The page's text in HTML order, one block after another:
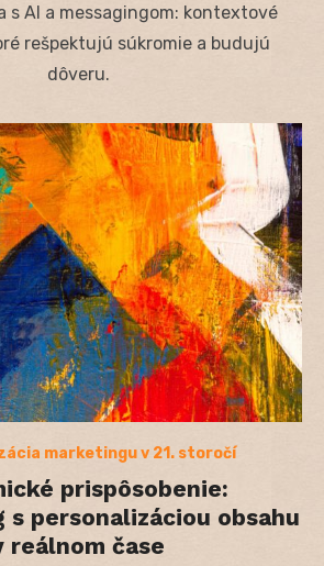
s AI a messagingom: kontextové
rešpektujú súkromie a budujú
dôveru.
marketingu v 21. storočí
prispôsobenie:
s personalizáciou obsahu
reálnom čase